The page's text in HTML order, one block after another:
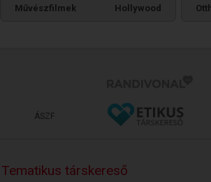
Művészfilmek Hollywood
ÁSZF
Tematikus társkereső